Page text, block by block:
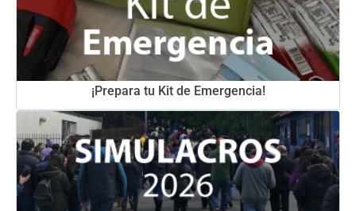
¡Prepara tu Kit de Emergencia!